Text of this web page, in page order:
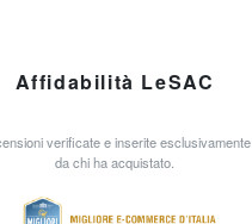
Affidabilità LeSAC
verificate e inserite esclusivamente
da chi ha acquistato.